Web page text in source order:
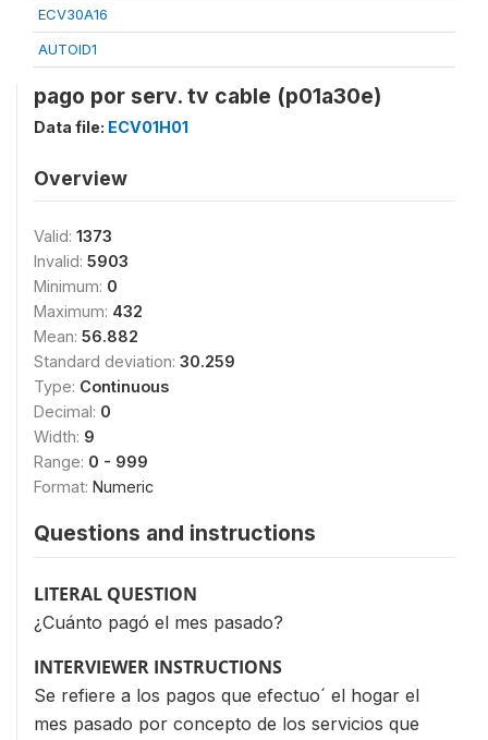
ECV30A16
AUTOID1
pago por serv. tv cable (p01a30e)
Data file: ECV01H01
Overview
Valid: 1373
Invalid: 5903
Minimum: 0
Maximum: 432
Mean: 56.882
Standard deviation: 30.259
Type: Continuous
Decimal: 0
Width: 9
Range: 0 - 999
Format: Numeric
Questions and instructions
LITERAL QUESTION
¿Cuánto pagó el mes pasado?
INTERVIEWER INSTRUCTIONS
Se refiere a los pagos que efectuo´ el hogar el
mes pasado por concepto de los servicios que